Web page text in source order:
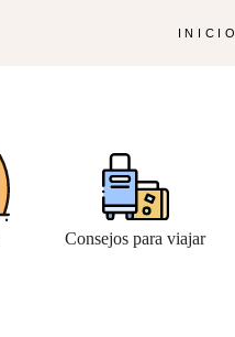
INICIO
Consejos para viajar